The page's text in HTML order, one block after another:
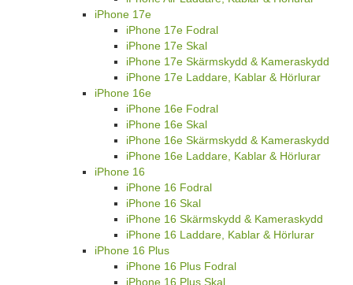
iPhone 17e
iPhone 17e Fodral
iPhone 17e Skal
iPhone 17e Skärmskydd & Kameraskydd
iPhone 17e Laddare, Kablar & Hörlurar
iPhone 16e
iPhone 16e Fodral
iPhone 16e Skal
iPhone 16e Skärmskydd & Kameraskydd
iPhone 16e Laddare, Kablar & Hörlurar
iPhone 16
iPhone 16 Fodral
iPhone 16 Skal
iPhone 16 Skärmskydd & Kameraskydd
iPhone 16 Laddare, Kablar & Hörlurar
iPhone 16 Plus
iPhone 16 Plus Fodral
iPhone 16 Plus Skal